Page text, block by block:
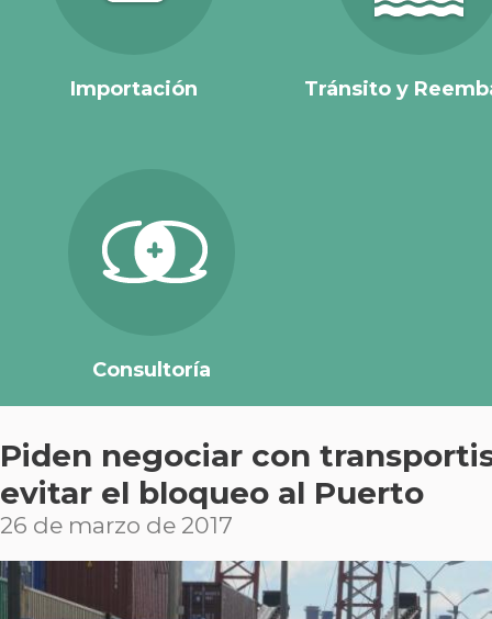
Importación Tránsito y
Consultoría
Piden negociar con
evitar el bloqueo al Puerto
26 de marzo de 2017